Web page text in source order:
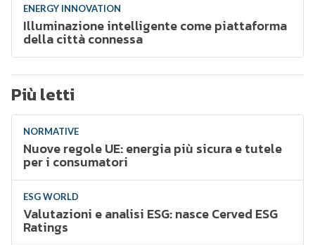
ENERGY INNOVATION
Illuminazione intelligente come piattaforma
della città connessa
Più letti
NORMATIVE
Nuove regole UE: energia più sicura e tutele
per i consumatori
ESG WORLD
Valutazioni e analisi ESG: nasce Cerved ESG
Ratings